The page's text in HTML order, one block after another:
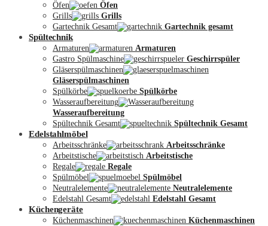
Kontakt
Öfen
Öfen
Grills
Grills
Gartechnik Gesamt
Gartechnik gesamt
Spültechnik
Armaturen
Armaturen
Gastro Spülmaschine
Geschirrspüler
Gläserspülmaschinen
Gläserspülmaschinen
Spülkörbe
Spülkörbe
Wasseraufbereitung
Wasseraufbereitung
Spültechnik Gesamt
Spültechnik Gesamt
Edelstahlmöbel
Arbeitsschränke
Arbeitsschränke
Arbeitstische
Arbeitstische
Regale
Regale
Spülmöbel
Spülmöbel
Neutralelemente
Neutralelemente
Edelstahl Gesamt
Edelstahl Gesamt
Küchengeräte
Küchenmaschinen
Küchenmaschinen